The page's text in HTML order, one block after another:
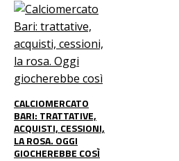
CALCIOMERCATO
BARI: TRATTATIVE,
ACQUISTI, CESSIONI,
LA ROSA. OGGI
GIOCHEREBBE COSÌ